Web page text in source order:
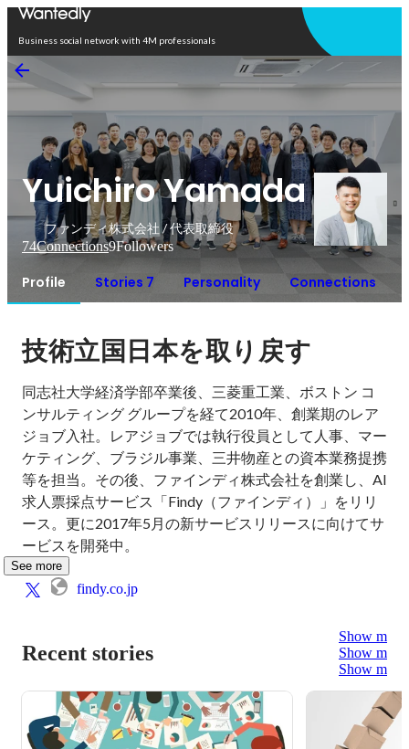
Business social network with 4M professionals
Yuichiro Yamada
ファンディ株式会社 / 代表取締役
74Connections9Followers
Profile Stories 7 Personality Connections
技術立国日本を取り戻す
同志社大学経済学部卒業後、三菱重工業、ボストン コ
ンサルティング グループを経て2010年、創業期のレア
ジョブ入社。レアジョブでは執行役員として人事、マー
ケティング、ブラジル事業、三井物産との資本業務提携
等を担当。その後、ファインディ株式会社を創業し、AI
求人票採点サービス「Findy（ファインディ）」をリリ
ース。更に2017年5月の新サービスリリースに向けてサ
ービスを開発中。
See more
findy.co.jp
Recent stories
Show more
Show more
Show more